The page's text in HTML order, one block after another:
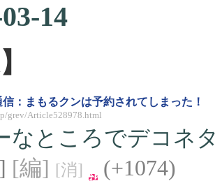
14
：まもるクンは予約されてしまった！
grev/Article528978.html
なところでデコネ
[編] [消]
(+1074)